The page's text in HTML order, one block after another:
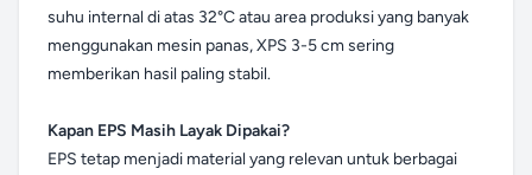
suhu internal di atas 32°C atau area produksi yang banyak
menggunakan mesin panas, XPS 3-5 cm sering
memberikan hasil paling stabil.
Kapan EPS Masih Layak Dipakai?
EPS tetap menjadi material yang relevan untuk berbagai